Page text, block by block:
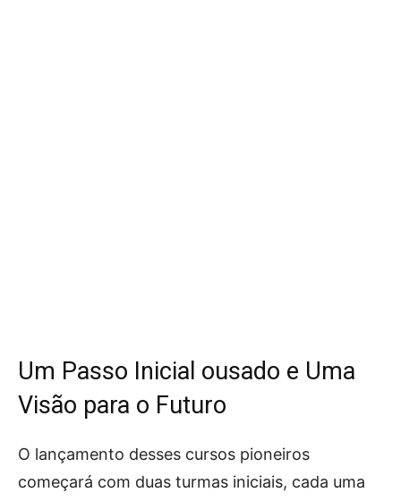
Um Passo Inicial ousado e Uma
Visão para o Futuro
O lançamento desses cursos pioneiros
começará com duas turmas iniciais, cada uma